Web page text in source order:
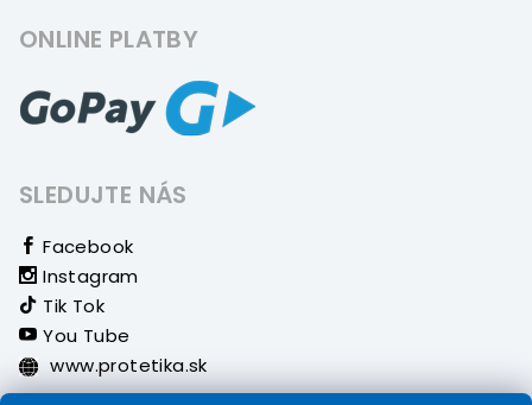
ONLINE PLATBY
SLEDUJTE NÁS
Facebook
Instagram
Tik Tok
You Tube
www.protetika.sk